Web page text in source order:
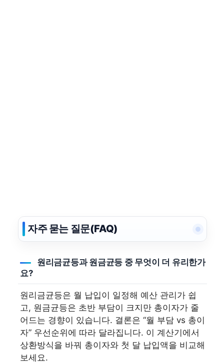
자주 묻는 질문(FAQ)
원리금균등과 원금균등 중 무엇이 더 유리한가
요?
원리금균등은 월 납입이 일정해 예산 관리가 쉽
고, 원금균등은 초반 부담이 크지만 총이자가 줄
어드는 경향이 있습니다. 결론은 “월 부담 vs 총이
자” 우선순위에 따라 달라집니다. 이 계산기에서
상환방식을 바꿔 총이자와 첫 달 납입액을 비교해
보세요.